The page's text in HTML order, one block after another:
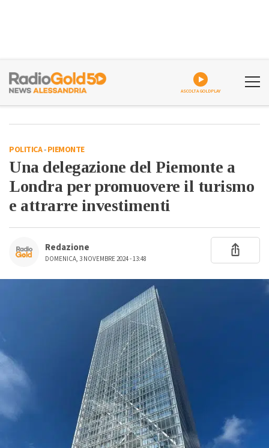
ASCOLTA GOLDPLAY
POLITICA-PIEMONTE
Una delegazione del Piemonte a
Londra per promuovere il turismo
e attrarre investimenti
Redazione
DOMENICA, 3 NOVEMBRE 2024 - 13:48